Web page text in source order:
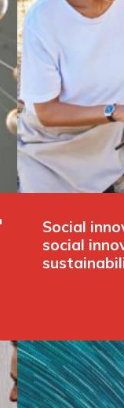
Social
social